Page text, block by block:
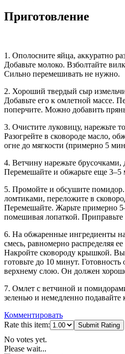
Приготовление
1. Ополосните яйца, аккуратно
Добавьте молоко. Взболтайте
Сильно перемешивать не нужно.
2. Хороший твердый сыр
Добавьте его к омлетной массе.
поперчите. Можно добавить
3. Очистите луковицу, нарежьте
Разогрейте в сковороде масло,
огне до мягкости (примерно 5
4. Ветчину нарежьте брусочками,
Перемешайте и обжарьте еще 3–5
5. Промойте и обсушите
ломтиками, переложите в
Перемешайте. Жарьте примерно
помешивая лопаткой.
6. На обжаренные ингредиенты
смесь, равномерно распределяя
Накройте сковороду крышкой.
готовьте до 10 минут. Готовность
верхнему слою. Он должен
7. Омлет с ветчиной и
зеленью и немедленно подавайте
Комментировать
Rate this item:
Submit Rating
No votes yet.
Please wait...